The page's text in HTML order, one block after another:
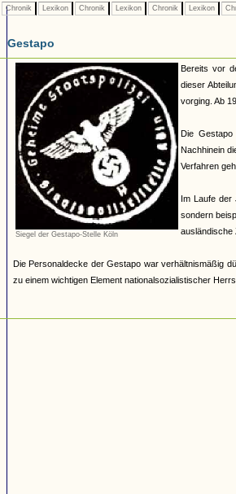
Chronik Lexikon Chronik Lexikon Chronik Lexikon
Gestapo
Siegel der Gestapo-Stelle Köln
Bereits vor
dieser
vorging. Ab
Die
Nachhinein
Verfahren
Im Laufe der
sondern
ausländische
Die Personaldecke der Gestapo war verhältnismäßig
zu einem wichtigen Element nationalsozialistischer